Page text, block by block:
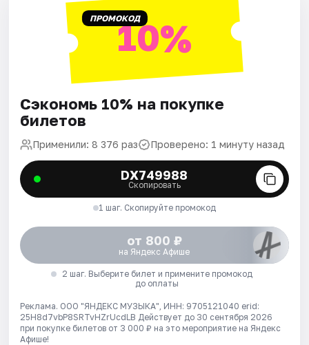
ПРОМОКОД10%
Сэкономь 10% на покупке
билетов
Применили: 8 376 раз Проверено: 1 минуту назад
DX749988
Скопировать
1 шаг. Скопируйте промокод
от 800 ₽
на Яндекс Афише
2 шаг. Выберите билет и примените промокод
до оплаты
Реклама. ООО "ЯНДЕКС МУЗЫКА", ИНН: 9705121040 erid:
25H8d7vbP8SRTvHZrUcdLB Действует до 30 сентября 2026
при покупке билетов от 3 000 ₽ на это мероприятие на Яндекс
Афише!